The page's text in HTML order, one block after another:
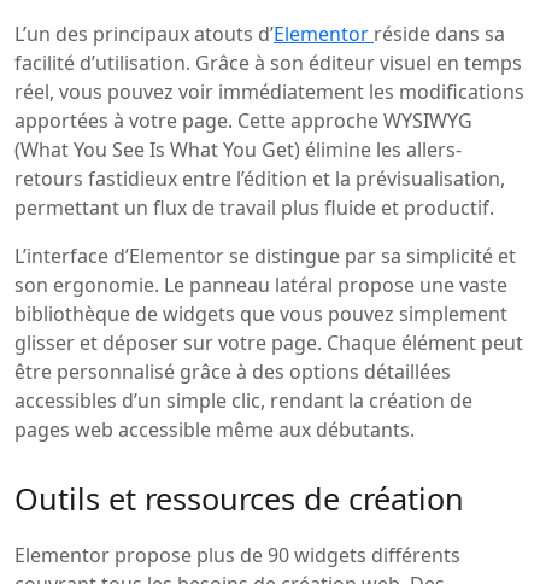
L’un des principaux atouts d’Elementor réside dans sa
facilité d’utilisation. Grâce à son éditeur visuel en temps
réel, vous pouvez voir immédiatement les modifications
apportées à votre page. Cette approche WYSIWYG
(What You See Is What You Get) élimine les allers-
retours fastidieux entre l’édition et la prévisualisation,
permettant un flux de travail plus fluide et productif.
L’interface d’Elementor se distingue par sa simplicité et
son ergonomie. Le panneau latéral propose une vaste
bibliothèque de widgets que vous pouvez simplement
glisser et déposer sur votre page. Chaque élément peut
être personnalisé grâce à des options détaillées
accessibles d’un simple clic, rendant la création de
pages web accessible même aux débutants.
Outils et ressources de création
Elementor propose plus de 90 widgets différents